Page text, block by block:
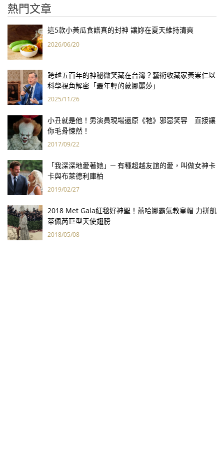
熱門文章
這5款小黃瓜食譜真的封神 讓妳在夏天維持清爽
2026/06/20
跨越五百年的神秘微笑藏在台灣？藝術收藏家黃崇仁以
科學視角解密「最年輕的蒙娜麗莎」
2025/11/26
小丑就是他！男演員現場還原《牠》邪惡笑容 直接讓
你毛骨悚然！
2017/09/22
「我深深地愛著她」─ 有種超越友誼的愛，叫做女神卡
卡與布萊德利庫柏
2019/02/27
2018 Met Gala紅毯好神聖！蕾哈娜霸氣教皇帽 力拼凱
蒂佩芮巨型天使翅膀
2018/05/08